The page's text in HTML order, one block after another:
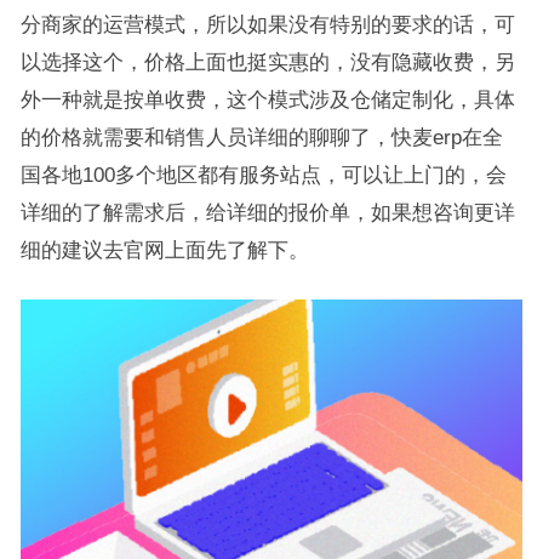
分商家的运营模式，所以如果没有特别的要求的话，可
以选择这个，价格上面也挺实惠的，没有隐藏收费，另
外一种就是按单收费，这个模式涉及仓储定制化，具体
的价格就需要和销售人员详细的聊聊了，快麦erp在全
国各地100多个地区都有服务站点，可以让上门的，会
详细的了解需求后，给详细的报价单，如果想咨询更详
细的建议去官网上面先了解下。